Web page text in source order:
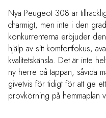
Nya Peugeot 308 är
charmigt, men inte i den
konkurrenterna erbjuder
hjälp av sitt komfortfokus,
kvalitetskänsla. Det är inte
ny herre på täppan, såvida
givetvis för tidigt för att ge
provkörning på hemmaplan